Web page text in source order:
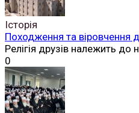
Історія
Походження та віровчення
Релігія друзів належить
0